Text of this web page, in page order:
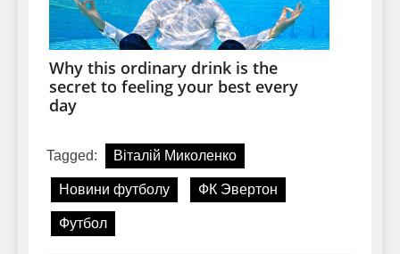
Tagged: Віталій Миколенко
Новини футболу ФК Эвертон
Футбол